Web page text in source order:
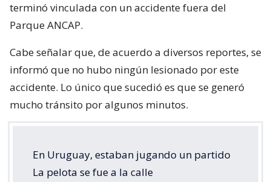
terminó vinculada con un accidente fuera del
Parque ANCAP.
Cabe señalar que, de acuerdo a diversos reportes, se
informó que no hubo ningún lesionado por este
accidente. Lo único que sucedió es que se generó
mucho tránsito por algunos minutos.
En Uruguay, estaban jugando un partido
La pelota se fue a la calle